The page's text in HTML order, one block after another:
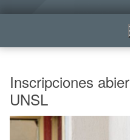
Inscripciones
UNSL